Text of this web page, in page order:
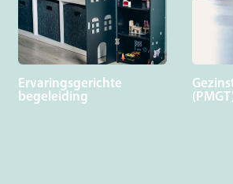
Ervaringsgerichte
begeleiding